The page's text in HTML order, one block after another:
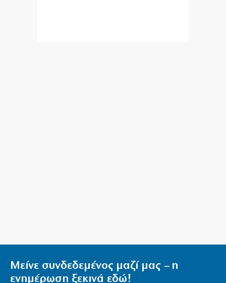
Στις 624 οι φετινές Γαλάζιες Σημαίες, οι 17 ανήκουν
στην Αττική
Μείνε συνδεδεμένος μαζί μας – η
ενημέρωση ξεκινά εδώ!